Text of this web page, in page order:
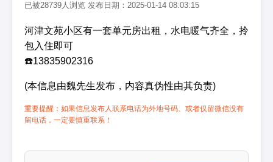
已被28739人浏览 发布日期：2025-01-14 08:03:15
河津文苑小区有一套单元房出租，水电暖气齐全，拎
包入住即可
☎️13835902316
(本信息由魏先生发布，内容真伪性由其负责)
重要提醒：如果信息发布人联系电话为外地号码、或者仅留微信没有
留电话，一定要慎重联系！